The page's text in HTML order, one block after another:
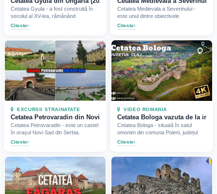
Cetatea Gyula - a fost construitâ în
secolul al XV-lea, rămânând
Citeste
Cetatea Medievala a Severinului -
este unul dintre obiectivele
Citeste
EXCURSII STRAINATATE
Cetatea Petrovaradin din Novi Sad, Serbia (2023)
Cetatea Petrovaradin - este un castel
în orașul Novi Sad din Serbia.
Citeste
VIDEO ROMANIA
Cetatea Bologa vazuta de la
Cetatea Bologa - situată în satul
omonim din comuna Poieni, județul
Citeste